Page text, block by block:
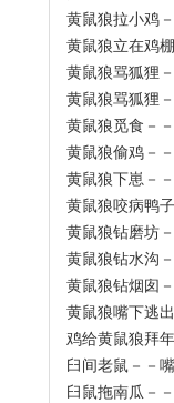
黄鼠狼拉小鸡
黄鼠狼立在鸡
黄鼠狼骂狐狸
黄鼠狼骂狐狸
黄鼠狼觅食－
黄鼠狼偷鸡－
黄鼠狼下崽－
黄鼠狼咬病鸭
黄鼠狼钻磨坊
黄鼠狼钻水沟
黄鼠狼钻烟囱
黄鼠狼嘴下逃
鸡给黄鼠狼拜
臼间老鼠－－
臼鼠拖南瓜－